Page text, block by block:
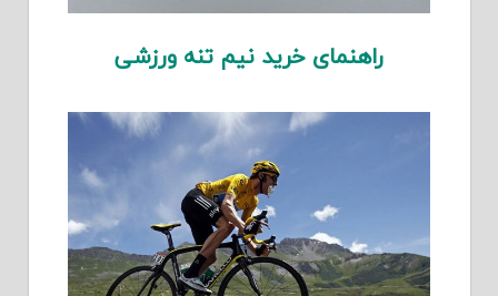
راهنمای خرید نیم تنه ورزشی